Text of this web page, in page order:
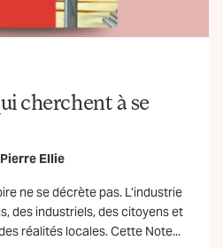
cherchent à se
Pierre Ellie
ne se décrète pas. L’industrie
des industriels, des citoyens et
réalités locales. Cette Note...